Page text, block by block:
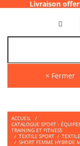
offerte
× Fermer
ACCUEIL
/
CATALOGUE SPORT :
TRAINING ET FITNESS
/ TEXTILE SPORT /
/ SHORT FEMME HYBRIDE